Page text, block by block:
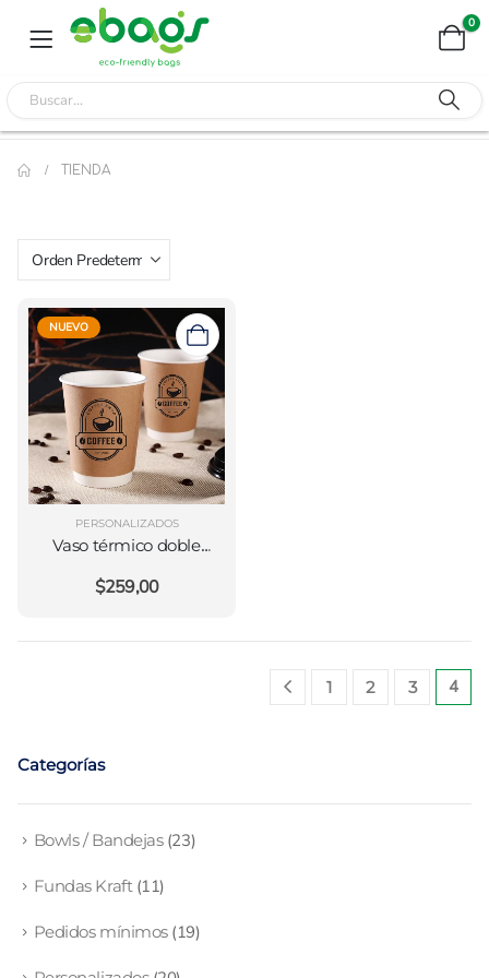
0
TIENDA
NUEVO
PERSONALIZADOS
Vaso térmico doble
personalizado por 1.000
$259,00
1 2 3 4
Categorías
Bowls / Bandejas(23)
Fundas Kraft(11)
Pedidos mínimos(19)